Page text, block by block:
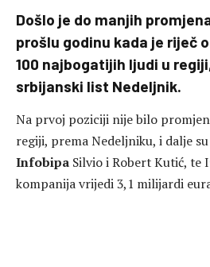
Došlo je do manjih
prošlu godinu kada je riječ
100 najbogatijih ljudi u
srbijanski list Nedeljnik.
Na prvoj poziciji nije bilo
regiji, prema Nedeljniku, i dalje
Infobipa Silvio i Robert Kutić, te
kompanija vrijedi 3,1 milijardi